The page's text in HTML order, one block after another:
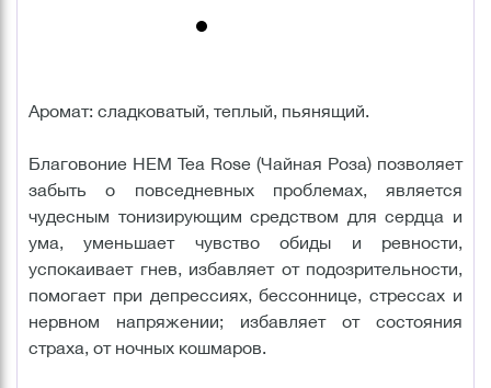
Аромат: сладковатый, теплый, пьянящий.
Благовоние HEM Tea Rose (Чайная Роза) позволяет
забыть о повседневных проблемах, является
чудесным тонизирующим средством для сердца и
ума, уменьшает чувство обиды и ревности,
успокаивает гнев, избавляет от подозрительности,
помогает при депрессиях, бессоннице, стрессах и
нервном напряжении; избавляет от состояния
страха, от ночных кошмаров.